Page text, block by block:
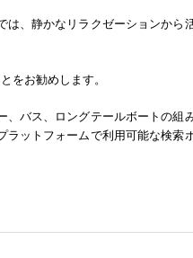
、静かなリラクゼーションから
をお勧めします。
バス、ロングテールボートの組
ットフォームで利用可能な検索